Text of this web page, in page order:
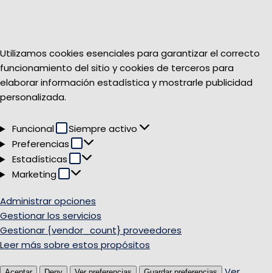
Utilizamos cookies esenciales para garantizar el correcto
funcionamiento del sitio y cookies de terceros para
elaborar información estadística y mostrarle publicidad
personalizada.
Funcional Funcional
Siempre activo
Preferencias
Preferencias
Estadísticas Estadísticas
Marketing Marketing
Administrar opciones
Gestionar los servicios
Gestionar {vendor_count} proveedores
Leer más sobre estos propósitos